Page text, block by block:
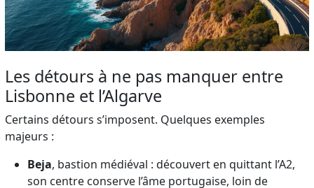
Les détours à ne pas manquer entre
Lisbonne et l’Algarve
Certains détours s’imposent. Quelques exemples
majeurs :
Beja, bastion médiéval : découvert en quittant l’A2,
son centre conserve l’âme portugaise, loin de